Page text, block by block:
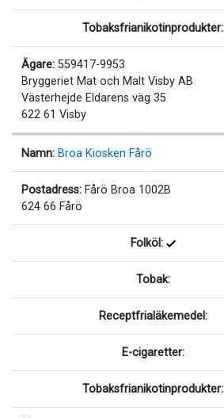
Tobaksfrianikotinprodukter:
Ägare: 559417-9953
Bryggeriet Mat och Malt Visby AB
Västerhejde Eldarens väg 35
622 61 Visby
Namn: Broa Kiosken Fårö
Postadress: Fårö Broa 1002B
624 66 Fårö
Folköl:
Tobak:
Receptfrialäkemedel:
E-cigaretter:
Tobaksfrianikotinprodukter: